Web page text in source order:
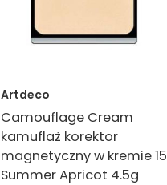
Artdeco
Camouflage Cream
kamuflaż korektor
magnetyczny w kremie 15
Summer Apricot 4.5g